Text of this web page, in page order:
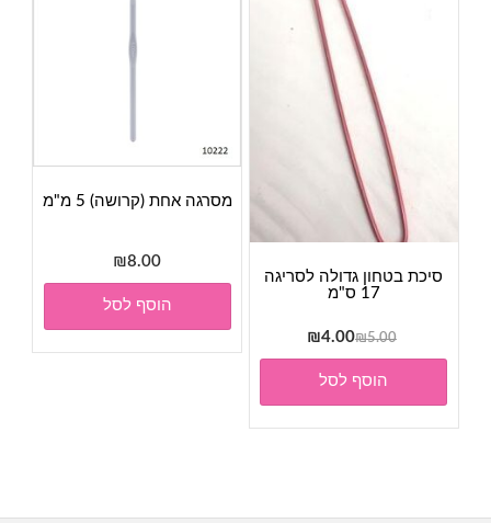
סיכת בטחון גדולה לסריגה
17 ס"מ
₪5.00
המחיר
המקורי
היה:
₪5.00.
₪4.00
הנוכחי
₪4.00.
הוסף לסל
מסרגה אחת (קרושה) 5 מ"מ
₪8.00
הוסף לסל